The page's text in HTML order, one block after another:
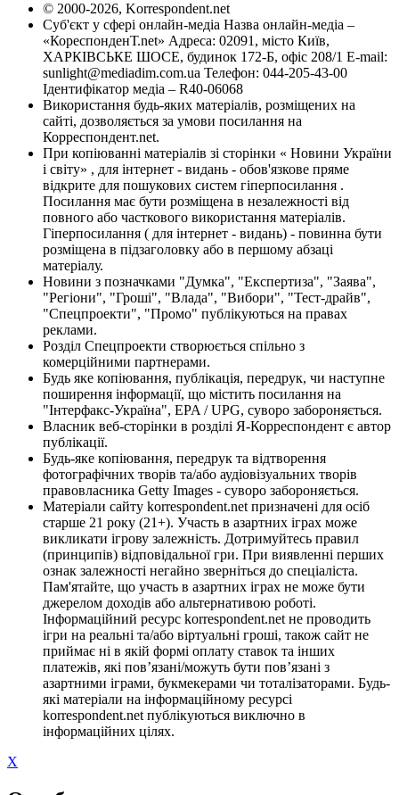
© 2000-2026, Korrespondent.net
Суб'єкт у сфері онлайн-медіа Назва онлайн-медіа –
«КореспонденТ.net» Адреса: 02091, місто Київ,
ХАРКІВСЬКЕ ШОСЕ, будинок 172-Б, офіс 208/1 E-mail:
sunlight@mediadim.com.ua Телефон: 044-205-43-00
Ідентифікатор медіа – R40-06068
Використання будь-яких матеріалів, розміщених на
сайті, дозволяється за умови посилання на
Корреспондент.net.
При копіюванні матеріалів зі сторінки « Новини України
і світу» , для інтернет - видань - обов'язкове пряме
відкрите для пошукових систем гіперпосилання .
Посилання має бути розміщена в незалежності від
повного або часткового використання матеріалів.
Гіперпосилання ( для інтернет - видань) - повинна бути
розміщена в підзаголовку або в першому абзаці
матеріалу.
Новини з позначками "Думка", "Експертиза", "Заява",
"Регіони", "Гроші", "Влада", "Вибори", "Тест-драйв",
"Спецпроекти", "Промо" публікуються на правах
реклами.
Розділ Спецпроекти створюється спільно з
комерційними партнерами.
Будь яке копіювання, публікація, передрук, чи наступне
поширення інформації, що містить посилання на
"Інтерфакс-Україна", EPA / UPG, суворо забороняється.
Власник веб-сторінки в розділі Я-Корреспондент є автор
публікації.
Будь-яке копіювання, передрук та відтворення
фотографічних творів та/або аудіовізуальних творів
правовласника Getty Images - суворо забороняється.
Матеріали сайту korrespondent.net призначені для осіб
старше 21 року (21+). Участь в азартних іграх може
викликати ігрову залежність. Дотримуйтесь правил
(принципів) відповідальної гри. При виявленні перших
ознак залежності негайно зверніться до спеціаліста.
Пам'ятайте, що участь в азартних іграх не може бути
джерелом доходів або альтернативою роботі.
Інформаційний ресурс korrespondent.net не проводить
ігри на реальні та/або віртуальні гроші, також сайт не
приймає ні в якій формі оплату ставок та інших
платежів, які пов’язані/можуть бути пов’язані з
азартними іграми, букмекерами чи тоталізаторами. Будь-
які матеріали на інформаційному ресурсі
korrespondent.net публікуються виключно в
інформаційних цілях.
X